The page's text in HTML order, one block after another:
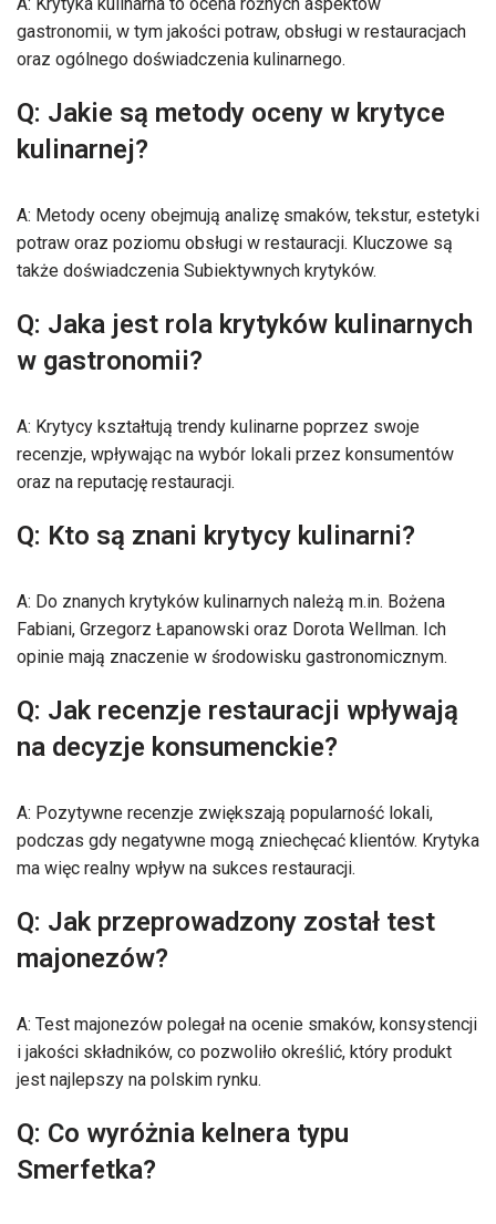
gastronomii, w tym jakości potraw, obsługi w restauracjach
oraz ogólnego doświadczenia kulinarnego.
Q: Jakie są metody oceny w krytyce
kulinarnej?
A: Metody oceny obejmują analizę smaków, tekstur, estetyki
potraw oraz poziomu obsługi w restauracji. Kluczowe są
także doświadczenia Subiektywnych krytyków.
Q: Jaka jest rola krytyków kulinarnych
w gastronomii?
A: Krytycy kształtują trendy kulinarne poprzez swoje
recenzje, wpływając na wybór lokali przez konsumentów
oraz na reputację restauracji.
Q: Kto są znani krytycy kulinarni?
A: Do znanych krytyków kulinarnych należą m.in. Bożena
Fabiani, Grzegorz Łapanowski oraz Dorota Wellman. Ich
opinie mają znaczenie w środowisku gastronomicznym.
Q: Jak recenzje restauracji wpływają
na decyzje konsumenckie?
A: Pozytywne recenzje zwiększają popularność lokali,
podczas gdy negatywne mogą zniechęcać klientów. Krytyka
ma więc realny wpływ na sukces restauracji.
Q: Jak przeprowadzony został test
majonezów?
A: Test majonezów polegał na ocenie smaków, konsystencji
i jakości składników, co pozwoliło określić, który produkt
jest najlepszy na polskim rynku.
Q: Co wyróżnia kelnera typu
Smerfetka?